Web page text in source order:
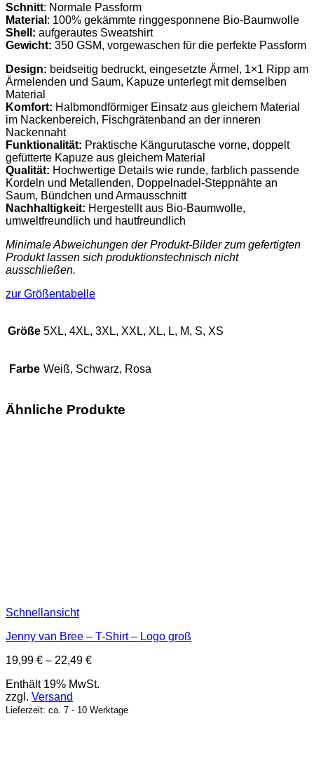
Schnitt: Normale Passform
Material : 100% gekämmte ringgesponnene Bio-Baumwolle
Shell: aufgerautes Sweatshirt
Gewicht: 350 GSM, vorgewaschen für die perfekte Passform
Design: beidseitig bedruckt, eingesetzte Ärmel, 1×1 Ripp am
Ärmelenden und Saum, Kapuze unterlegt mit demselben
Material
Komfort: Halbmondförmiger Einsatz aus gleichem Material
im Nackenbereich, Fischgrätenband an der inneren
Nackennaht
Funktionalität: Praktische Kängurutasche vorne, doppelt
gefütterte Kapuze aus gleichem Material
Qualität: Hochwertige Details wie runde, farblich passende
Kordeln und Metallenden, Doppelnadel-Steppnähte an
Saum, Bündchen und Armausschnitt
Nachhaltigkeit: Hergestellt aus Bio-Baumwolle,
umweltfreundlich und hautfreundlich
Minimale Abweichungen der Produkt-Bilder zum gefertigten
Produkt lassen sich produktionstechnisch nicht
ausschließen.
zur Größentabelle
Größe 5XL, 4XL, 3XL, XXL, XL, L, M, S, XS
Farbe Weiß, Schwarz, Rosa
Ähnliche Produkte
Schnellansicht
Jenny van Bree – T-Shirt – Logo groß
19,99 € – 22,49 €Preisspanne:
bis
Enthält 19% MwSt.
zzgl. Versand
Lieferzeit: ca. 7 - 10 Werktage